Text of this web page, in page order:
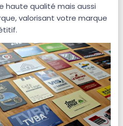
haute qualité mais aussi
valorisant votre marque